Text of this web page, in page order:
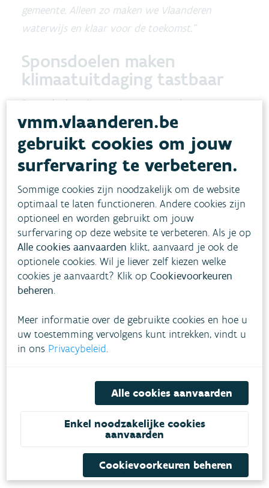
gemeente. Alleen zo maken we Vlaanderen
waterwijs en klaar voor de toekomst."
Sponsdoelen maken
klimaatuitdaging tastbaar
Sponsdoelen zijn concrete en meetbare
doelstellingen die bepalen hoeveel water een
gebied moet kunnen vasthouden, infiltreren en
bufferen om Vlaanderen beter te beschermen
tegen droogte en overstromingen.
Het concept verwijst naar het herstellen van de
natuurlijke sponswerking van ons landschap,
zodat regenwater niet meteen wordt afgevoerd
maar lokaal wordt vastgehouden en langzaam
vrijgegeven.
Met lokale Blue Deals en
gebiedscoalities bouwen we op de
Iedereen moet mee in bad: van
burger tot boer, van ondernemer
tot gemeente.
Vlaams minister van Omgeving Jo Brouns
vmm.vlaanderen.be
gebruikt cookies om jouw
surfervaring te verbeteren.
Sommige cookies zijn noodzakelijk om de website
optimaal te laten functioneren. Andere cookies zijn
optioneel en worden gebruikt om jouw
surfervaring op deze website te verbeteren. Als je op
Alle cookies aanvaarden klikt, aanvaard je ook de
optionele cookies. Wil je liever zelf kiezen welke
cookies je aanvaardt? Klik opCookievoorkeuren
beheren.
Meer informatie over de gebruikte cookies en hoe u
uw toestemming vervolgens kunt intrekken, vindt u
in ons Privacybeleid.
Alle cookies aanvaarden
Enkel noodzakelijke cookies
aanvaarden
Cookievoorkeuren beheren